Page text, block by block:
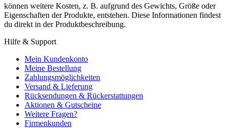
können weitere Kosten, z. B. aufgrund des Gewichts, Größe oder
Eigenschaften der Produkte, entstehen. Diese Informationen findest
du direkt in der Produktbeschreibung.
Hilfe & Support
Mein Kundenkonto
Meine Bestellung
Zahlungsmöglichkeiten
Versand & Lieferung
Rücksendungen & Rückerstattungen
Aktionen & Gutscheine
Weitere Fragen?
Firmenkunden